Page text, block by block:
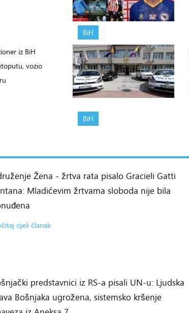
BiH
iz BiH
vozio
BiH
Žena - žrtva rata pisalo Gracieli Gatti
Mladićevim žrtvama sloboda nije bila
cijeli članak
predstavnici iz RS-a pisali UN-u: Ljudska
Bošnjaka ugrožena, sistemsko kršenje